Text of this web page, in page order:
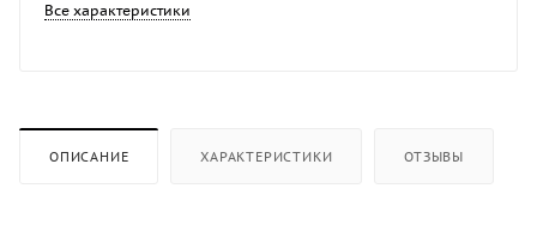
Все характеристики
ОПИСАНИЕ ХАРАКТЕРИСТИКИ ОТЗЫВЫ